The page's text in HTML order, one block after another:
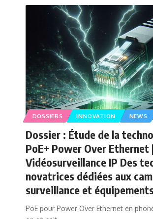
DOSSIERS INNOVATION NEWS
Dossier : Étude de la
PoE+ Power Over Ethernet
Vidéosurveillance IP Des
novatrices dédiées aux
surveillance et
PoE pour Power Over Ethernet en